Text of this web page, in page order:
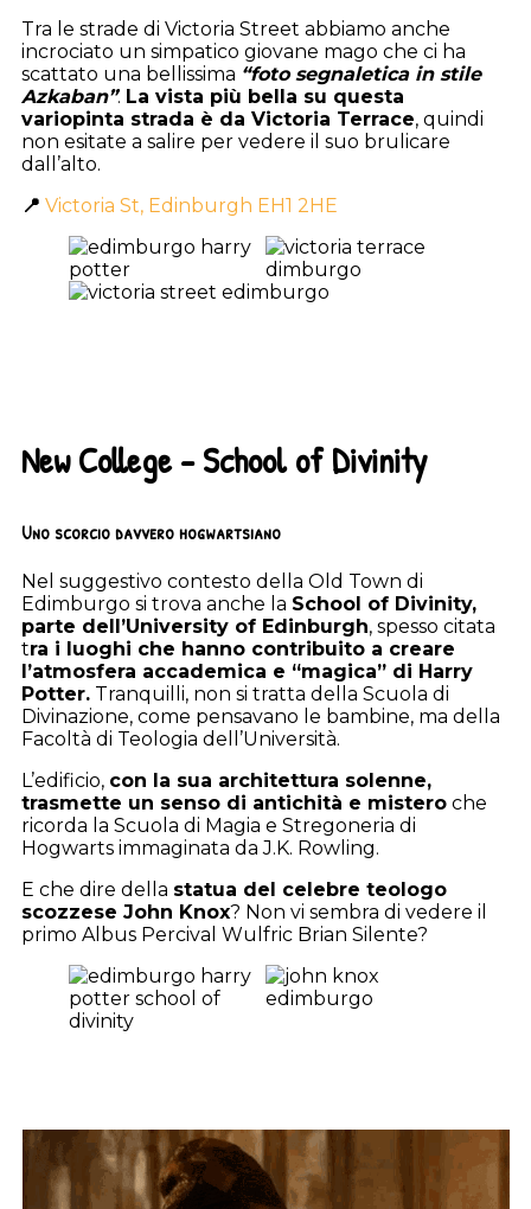
Tra le strade di Victoria Street abbiamo anche
incrociato un simpatico giovane mago che ci ha
scattato una bellissima “foto segnaletica in stile
Azkaban”. La vista più bella su questa
variopinta strada è da Victoria Terrace, quindi
non esitate a salire per vedere il suo brulicare
dall’alto.
📍 Victoria St, Edinburgh EH1 2HE
New College – School of Divinity
Uno scorcio davvero hogwartsiano
Nel suggestivo contesto della Old Town di
Edimburgo si trova anche la School of Divinity,
parte dell’University of Edinburgh, spesso citata
tra i luoghi che hanno contribuito a creare
l’atmosfera accademica e “magica” di Harry
Potter. Tranquilli, non si tratta della Scuola di
Divinazione, come pensavano le bambine, ma della
Facoltà di Teologia dell’Università.
L’edificio, con la sua architettura solenne,
trasmette un senso di antichità e mistero che
ricorda la Scuola di Magia e Stregoneria di
Hogwarts immaginata da J.K. Rowling.
E che dire della statua del celebre teologo
scozzese John Knox? Non vi sembra di vedere il
primo Albus Percival Wulfric Brian Silente?